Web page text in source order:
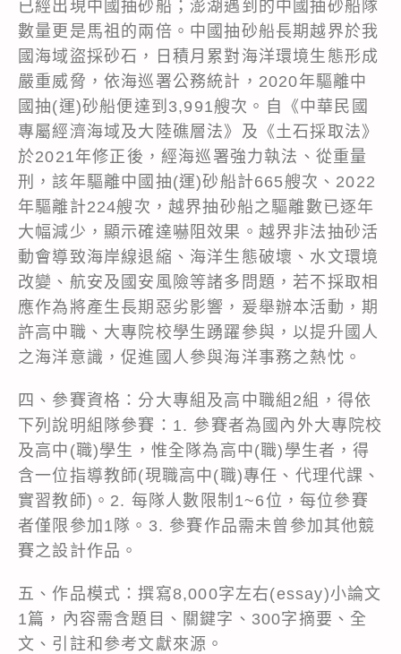
已經出現中國抽砂船；澎湖遇到的中國抽砂船隊
數量更是馬祖的兩倍。中國抽砂船長期越界於我
國海域盜採砂石，日積月累對海洋環境生態形成
嚴重威脅，依海巡署公務統計，2020年驅離中
國抽(運)砂船便達到3,991艘次。自《中華民國
專屬經濟海域及大陸礁層法》及《土石採取法》
於2021年修正後，經海巡署強力執法、從重量
刑，該年驅離中國抽(運)砂船計665艘次、2022
年驅離計224艘次，越界抽砂船之驅離數已逐年
大幅減少，顯示確達嚇阻效果。越界非法抽砂活
動會導致海岸線退縮、海洋生態破壞、水文環境
改變、航安及國安風險等諸多問題，若不採取相
應作為將產生長期惡劣影響，爰舉辦本活動，期
許高中職、大專院校學生踴躍參與，以提升國人
之海洋意識，促進國人參與海洋事務之熱忱。
四、參賽資格：分大專組及高中職組2組，得依
下列說明組隊參賽：1. 參賽者為國內外大專院校
及高中(職)學生，惟全隊為高中(職)學生者，得
含一位指導教師(現職高中(職)專任、代理代課、
實習教師)。2. 每隊人數限制1~6位，每位參賽
者僅限參加1隊。3. 參賽作品需未曾參加其他競
賽之設計作品。
五、作品模式：撰寫8,000字左右(essay)小論文
1篇，內容需含題目、關鍵字、300字摘要、全
文、引註和參考文獻來源。